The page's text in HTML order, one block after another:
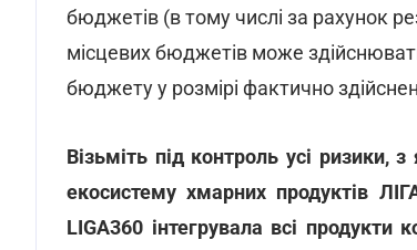
бюджетів (в тому числі за рахунок
місцевих бюджетів може
бюджету у розмірі фактично
Візьміть під контроль усі ризики,
екосистему хмарних продуктів
LIGA360 інтегрувала всі